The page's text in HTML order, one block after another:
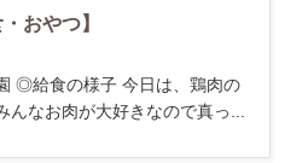
おやつ】
◎給食の様子 今日は、鶏肉の
なお肉が大好きなので真っ...